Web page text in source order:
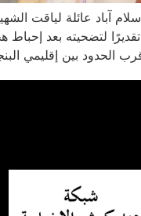
آباد عائلة لياقت
تقديرًا لتضحيته بعد
الحدود بين إقليمي